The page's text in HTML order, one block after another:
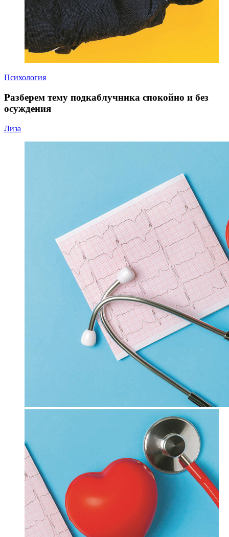
Психология
Разберем тему подкаблучника спокойно и без
осуждения
Лиза